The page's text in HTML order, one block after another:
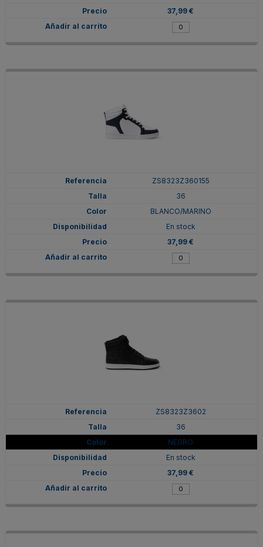
37,99 €
ZS8323Z360155
36
BLANCO/MARINO
En stock
37,99 €
ZS8323Z3602
36
NEGRO
En stock
37,99 €